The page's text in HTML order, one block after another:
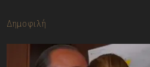
Δημοφιλή